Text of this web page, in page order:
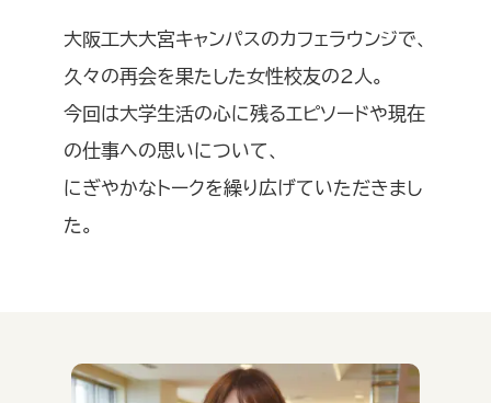
大阪工大大宮キャンパスのカフェラウンジで、
久々の再会を果たした女性校友の2人。
今回は大学生活の心に残るエピソードや現在
の仕事への思いについて、
にぎやかなトークを繰り広げていただきまし
た。